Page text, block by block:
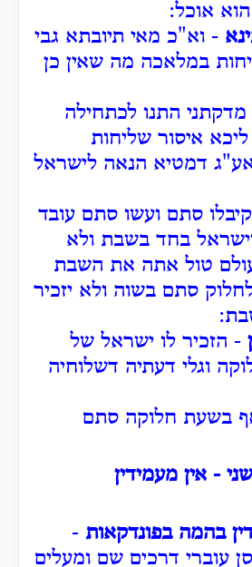
אוכל:
- וא"כ מאי תיובתא גבי
במלאכה מה שאין כן
התנו לכתחילה
איסור שליחות
דמטיא הנאה לישראל
סתם ועשו סתם עובד
בחד בשבת ולא
טול אתה את השבת
סתם בשוה ולא יזכיר
- הזכיר לו ישראל של
וגלי דעתיה דשלוחיה
בשעת חלוקה סתם
- אין מעמידין
בהמה בפונדקאות -
עוברי דרכים שם ומעלים